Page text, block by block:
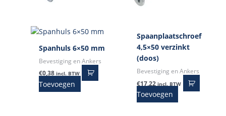
Spanhuls 6×50 mm
Bevestiging en Ankers
€0,38 incl. BTW
Toevoegen
Spaanplaatschroef
4,5×50 verzinkt
(doos)
Bevestiging en Ankers
€17,22 incl. BTW
Toevoegen